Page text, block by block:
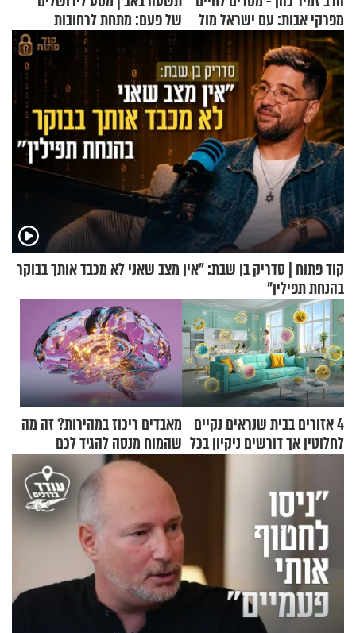
מפרקי אבות: עם ישראל מול
אומות העולם
של פעם: מתחת לרחובות
ירושלים
קוד פתוח | סדריק בן שבת: "אין מצב שאני לא מכבד אותך בבוקר
בהנחת תפילין"
4 אזורים בבית שנראים נקיים
לחלוטין אך דורשים ניקיון בכל
מאבדים ריכוז במהירות? זה מה
שהמוח מנסה להגיד לכם